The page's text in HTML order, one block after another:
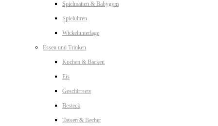
Spielmatten & Babygym
Spieluhren
Wickelunterlage
Essen und Trinken
Kochen & Backen
Eis
Geschirrsets
Besteck
Tassen & Becher